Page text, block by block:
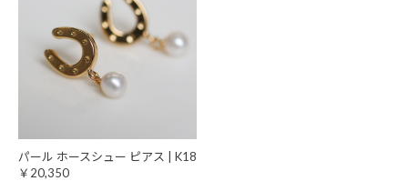
パール ホースシュー ピアス | K18
￥20,350